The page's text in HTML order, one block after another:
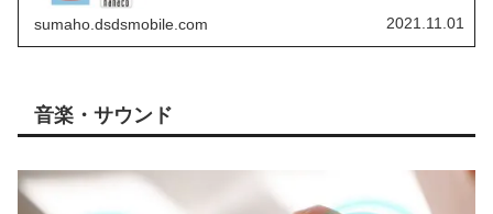
タイ」の、人気の秘密に迫ります。 2022年6月に、今まで
搭載してこなかった、モトローラも、おサイフケータイを
sumaho.dsdsmobile.com 2021.11.01
音楽・サウンド